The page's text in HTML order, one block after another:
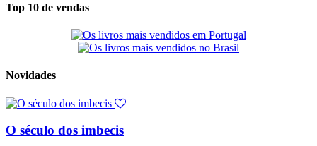
Top 10 de vendas
Novidades
O século dos imbecis